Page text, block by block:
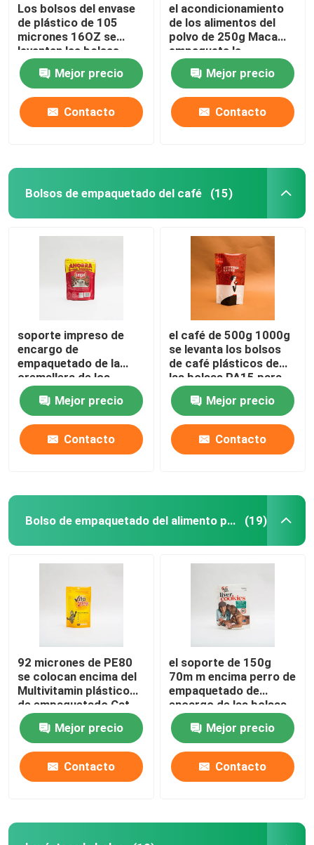
Inicio
Sobre nosotros
Control de Calidad
Contacto
noticias
Todos los casos
Los bolsos del envase
de plástico de 105
micrones 16OZ se
levantan las bolsas
para el
acondicionamiento de
los alimentos
Mejor precio
Contacto
el acondicionamiento
de los alimentos del
polvo de 250g Maca
empaqueta la
cremallera de 120 MIC
Stand Up Pouch With
Mejor precio
Contacto
Bolsos de empaquetado del café (15)
soporte impreso de
encargo de
empaquetado de la
cremallera de los
bolsos del café 175g
encima de las bolsas
para los granos de
café
Mejor precio
Contacto
el café de 500g 1000g
se levanta los bolsos
de café plásticos de
las bolsas PA15 para
las habas del café
molido Mejor precio
Contacto
Bolso de empaquetado del alimento para animales (19)
92 micrones de PE80
se colocan encima del
Multivitamin plástico
de empaquetado Cat
Food Package del
bolso del alimento para
animales
Mejor precio
Contacto
el soporte de 150g
70m m encima perro de
empaquetado de
encargo de las bolsas
del pequeño trata
bolsos de
empaquetado
Mejor precio
Contacto